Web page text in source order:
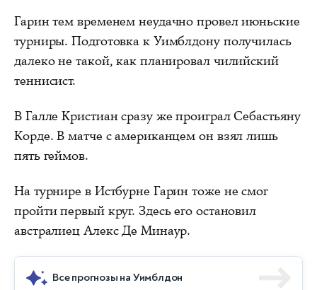
Гарин тем временем неудачно провел июньские
турниры. Подготовка к Уимблдону получилась
далеко не такой, как планировал чилийский
теннисист.
В Галле Кристиан сразу же проиграл Себастьяну
Корде. В матче с американцем он взял лишь
пять геймов.
На турнире в Истбурне Гарин тоже не смог
пройти первый круг. Здесь его остановил
австралиец Алекс Де Минаур.
Все прогнозы на Уимблдон